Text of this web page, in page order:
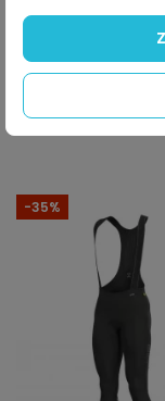
Spodnie
męskie Alé
Solid Winter
-35%